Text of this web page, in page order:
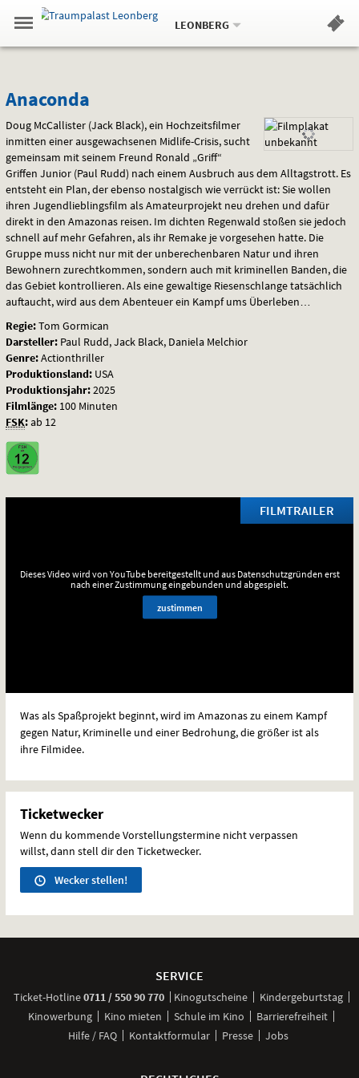
Springe
zum
,zum
.
Navigation
Gehe
zur
Standortauswahl
Standort:
LEONBERG.
Hinweis
Anaconda
Anaconda
Doug McCallister (Jack Black), ein Hochzeitsfilmer
inmitten einer ausgewachsenen Midlife-Crisis, sucht
gemeinsam mit seinem Freund Ronald „Griff“
Griffen Junior (Paul Rudd) nach einem Ausbruch aus dem Alltagstrott. Es
entsteht ein Plan, der ebenso nostalgisch wie verrückt ist: Sie wollen
ihren Jugendlieblingsfilm als Amateurprojekt neu drehen und dafür
direkt in den Amazonas reisen. Im dichten Regenwald stoßen sie jedoch
schnell auf mehr Gefahren, als ihr Remake je vorgesehen hatte. Die
Gruppe muss nicht nur mit der unberechenbaren Natur und ihren
Bewohnern zurechtkommen, sondern auch mit kriminellen Banden, die
das Gebiet kontrollieren. Als eine gewaltige Riesenschlange tatsächlich
auftaucht, wird aus dem Abenteuer ein Kampf ums Überleben…
Regie:Tom Gormican
Darsteller: Paul Rudd, Jack Black, Daniela Melchior
Genre:Actionthriller
Produktionsland: USA
Produktionsjahr:2025
Filmlänge: 100 Minuten
FSK:ab 12
FILMTRAILER
Dieses Video wird von YouTube bereitgestellt und aus Datenschutzgründen erst
nach einer Zustimmung eingebunden und abgespielt.
zustimmen
Was als Spaßprojekt beginnt, wird im Amazonas zu einem Kampf
gegen Natur, Kriminelle und einer Bedrohung, die größer ist als
ihre Filmidee.
Ticketwecker
Wenn du kommende Vorstellungstermine nicht verpassen
willst, dann stell dir den Ticketwecker.
Wecker stellen!
SERVICE
Ticket-Hotline0711 / 550 90 770anrufen
Kinogutscheine
Kindergeburtstag
Kinowerbung
Kino mieten Schule im Kino
Barrierefreiheit
Hilfe / FAQ
Kontaktformular Presse Jobs